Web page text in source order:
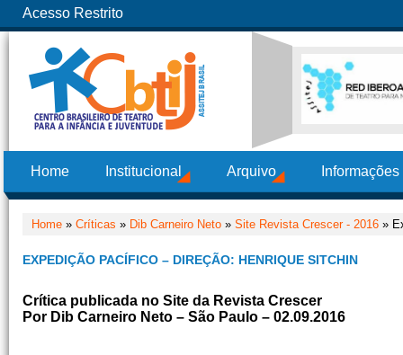
Acesso Restrito
Home Institucional Arquivo
Home » Críticas » Dib Carneiro Neto » Site Revista Crescer - 2016 »
EXPEDIÇÃO PACÍFICO – DIREÇÃO: HENRIQUE SITCHIN
Crítica publicada no Site da Revista Crescer
Por Dib Carneiro Neto – São Paulo – 02.09.2016